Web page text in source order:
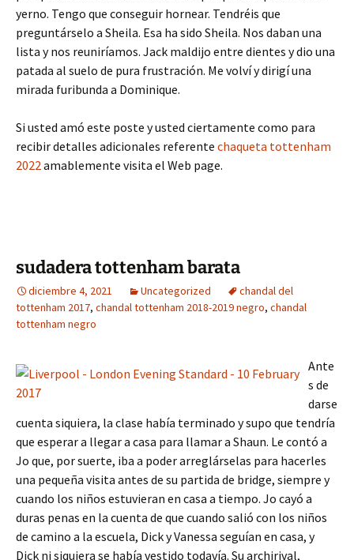
yerno. Tengo que conseguir hornear. Tendréis que
preguntárselo a Sheila. Esa ha sido Sheila. Nos daban una
lista y nos reuniríamos. Jack maldijo entre dientes y dio una
patada al suelo de pura frustración. Me volví y dirigí una
mirada furibunda a Dominique.
Si usted amó este poste y usted ciertamente como para
recibir detalles adicionales referente chaqueta tottenham
2022amablemente visita el Web page.
sudadera tottenham barata
diciembre 4, 2021 Uncategorized
chandal del
tottenham 2017, chandal tottenham 2018-2019 negro, chandal
tottenham negro
Ante
s de
darse
cuenta siquiera, la clase había terminado y supo que tendría
que esperar a llegar a casa para llamar a Shaun. Le contó a
Jo que, por suerte, iba a poder arreglárselas para hacerles
una pequeña visita antes de su partida de bridge, siempre y
cuando los niños estuvieran en casa a tiempo. Jo cayó a
duras penas en la cuenta de que cuando salió con los niños
de camino a la escuela, Dick y Vanessa seguían en casa, y
Dick ni siquiera se había vestido todavía. Su archirival,